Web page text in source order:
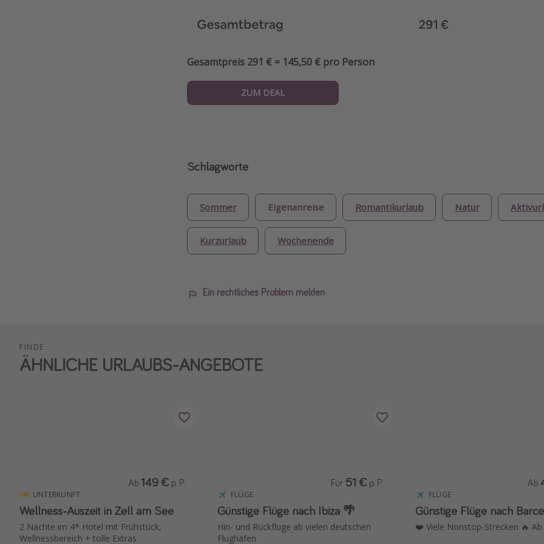
Gesamtpreis 291 € = 145,50 € pro Person
ZUM DEAL
Schlagworte
Sommer Eigenanreise Romantikurlaub Natur
Kurzurlaub Wochenende
Ein rechtliches Problem melden
FINDE
ÄHNLICHE URLAUBS-ANGEBOTE
UNTERKUNFT
Wellness-Auszeit in Zell am See
2 Nächte im 4* Hotel mit Frühstück,
Wellnessbereich + tolle Extras
Ab 149 € p. P.
FLÜGE
Günstige Flüge nach Ibiza 🌴
Hin- und Rückfluge ab vielen deutschen
Flughäfen
Für 51 € p. P.
FLÜGE
Günstige Flüge nach
❤️ Viele Nonstop-Strecken 🔥 Ab
Ab